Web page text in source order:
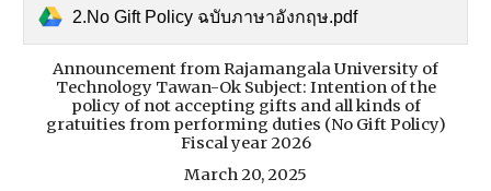
2.No Gift Policy ฉบับภาษาอังกฤษ.pdf
Announcement from Rajamangala University of
Technology Tawan-Ok Subject: Intention of the
policy of not accepting gifts and all kinds of
gratuities from performing duties (No Gift Policy)
Fiscal year 2026
March 20, 2025